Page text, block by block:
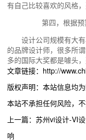
有自己比较喜欢的风格
第四，根据
设计公司规模有大
的品牌设计师，很多所
多的国际大奖都是噱头
文章链接：http://
版权声明：本站信息均
本站不承担任何风险，不
上一篇：苏州vi设计-VI
响